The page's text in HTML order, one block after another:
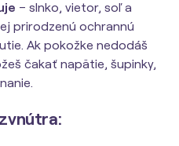
– slnko, vietor, soľ a
prirodzenú ochrannú
Ak pokožke nedodáš
čakať napätie, šupinky,